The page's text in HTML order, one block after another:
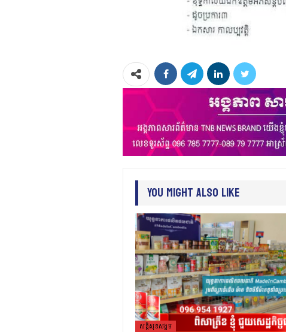
You Might Also Like
សន្តិសុខសង្គម